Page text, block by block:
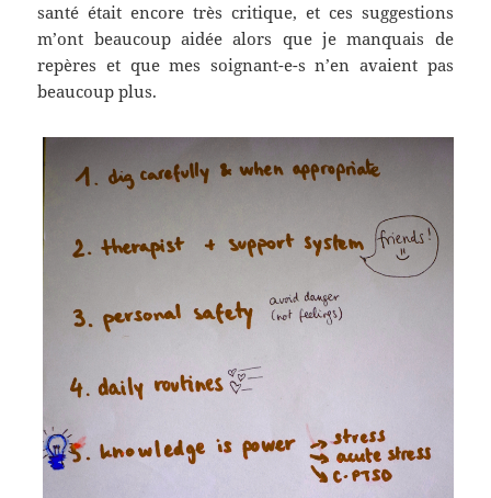
santé était encore très critique, et ces suggestions
m’ont beaucoup aidée alors que je manquais de
repères et que mes soignant-e-s n’en avaient pas
beaucoup plus.